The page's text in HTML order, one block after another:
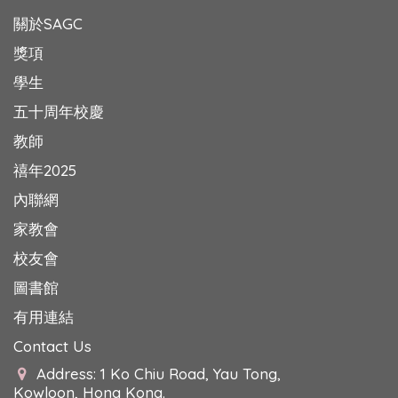
關於SAGC
獎項
學生
五十周年校慶
教師
禧年2025
內聯網
家教會
校友會
圖書館
有用連結
Contact Us
Address: 1 Ko Chiu Road, Yau Tong,
Kowloon, Hong Kong.